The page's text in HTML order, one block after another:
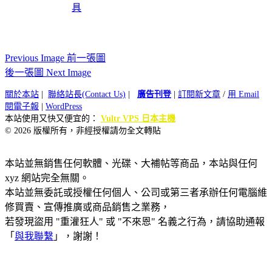
具
Previous Image 前一張圖
後一張圖 Next Image
關於本站 聯絡站長(Contact Us) 廣告刊登| 訂閱新文章 / 用 Email
閱電子報
WordPress
本站使用又快又便宜的： Vultr VPS 日本主機
© 2026 版權所有，非經授權請勿全文轉貼
本站並無銷售任何軟體、光碟、大補帖等商品，本站與任何
xyz 網站完全無關。
本站並無委託或授權任何個人、公司或第三者承辦任何電腦維
修買賣、宣傳推廣或商品銷售之業務，
若發現盜用 "重灌狂人" 或 "不來恩" 名義之行為，請協助通報
「 與我聯繫 」，謝謝！